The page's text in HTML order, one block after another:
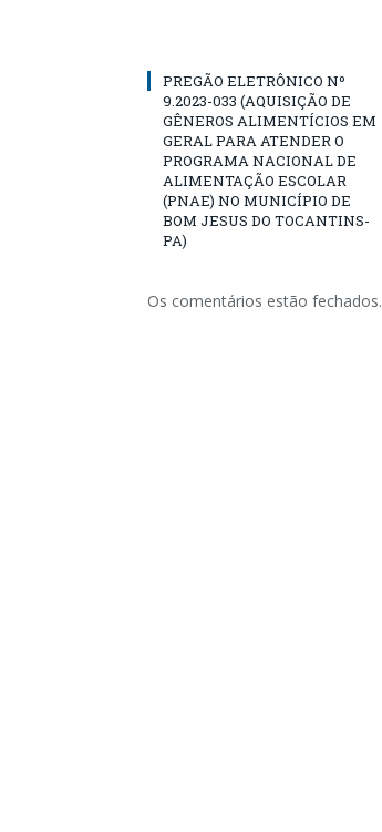
PREGÃO ELETRÔNICO Nº
9.2023-033 (AQUISIÇÃO DE
GÊNEROS ALIMENTÍCIOS EM
GERAL PARA ATENDER O
PROGRAMA NACIONAL DE
ALIMENTAÇÃO ESCOLAR
(PNAE) NO MUNICÍPIO DE
BOM JESUS DO TOCANTINS-
PA)
Os comentários estão fechados.